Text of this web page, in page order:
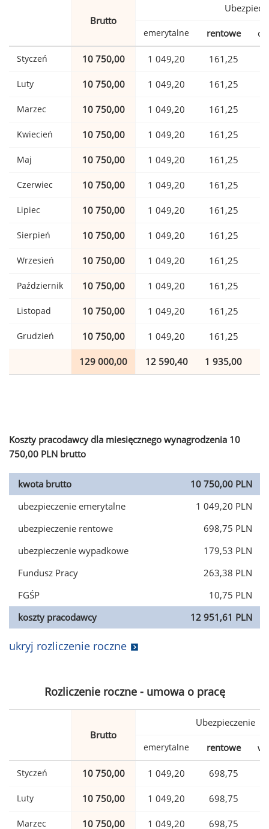
Brutto
emerytalne rentowe
Styczeń 10 750,00 1 049,20 161,25
Luty 10 750,00 1 049,20 161,25
Marzec 10 750,00 1 049,20 161,25
Kwiecień 10 750,00 1 049,20 161,25
Maj 10 750,00 1 049,20 161,25
Czerwiec 10 750,00 1 049,20 161,25
Lipiec 10 750,00 1 049,20 161,25
Sierpień 10 750,00 1 049,20 161,25
Wrzesień 10 750,00 1 049,20 161,25
Październik 10 750,00 1 049,20 161,25
Listopad 10 750,00 1 049,20 161,25
Grudzień 10 750,00 1 049,20 161,25
129 000,00 12 590,40 1 935,00
Koszty pracodawcy dla miesięcznego wynagrodzenia 10
750,00 PLN brutto
kwota brutto
10 750,00 PLN
ubezpieczenie emerytalne
1 049,20 PLN
ubezpieczenie rentowe
698,75 PLN
ubezpieczenie wypadkowe
179,53 PLN
Fundusz Pracy
263,38 PLN
FGŚP
10,75 PLN
koszty pracodawcy
12 951,61 PLN
ukryj rozliczenie roczne
Rozliczenie roczne - umowa o pracę
Brutto
Ubezpieczenie
emerytalne rentowe
Styczeń 10 750,00 1 049,20 698,75
Luty 10 750,00 1 049,20 698,75
Marzec 10 750,00 1 049,20 698,75